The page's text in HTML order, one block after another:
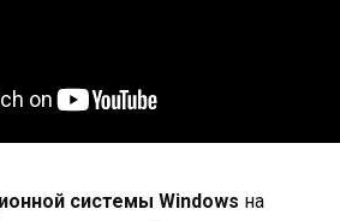
системы Windows на